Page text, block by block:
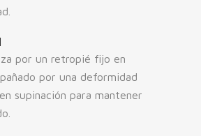
por un retropié fijo en
por una deformidad
supinación para mantener